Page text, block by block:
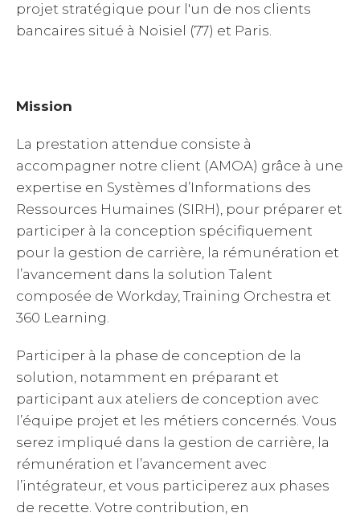
projet stratégique pour l'un de nos clients
bancaires situé à Noisiel (77) et Paris.
Mission
La prestation attendue consiste à
accompagner notre client (AMOA) grâce à une
expertise en Systèmes d’Informations des
Ressources Humaines (SIRH), pour préparer et
participer à la conception spécifiquement
pour la gestion de carrière, la rémunération et
l’avancement dans la solution Talent
composée de Workday, Training Orchestra et
360 Learning.
Participer à la phase de conception de la
solution, notamment en préparant et
participant aux ateliers de conception avec
l’équipe projet et les métiers concernés. Vous
serez impliqué dans la gestion de carrière, la
rémunération et l’avancement avec
l’intégrateur, et vous participerez aux phases
de recette. Votre contribution, en